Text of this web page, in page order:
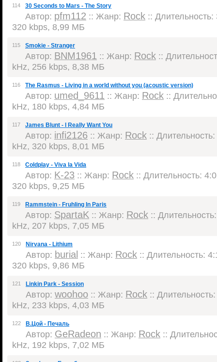
114 30 Seconds to Mars - The Story
Автор: pfm112 :: Жанр: Rock ::
320 kbps, 8,99 МБ
115 Smokie - Stranger
Автор: BNM1961 :: Жанр: Rock ::
kHz, 256 kbps, 8,38 МБ
116 The Rasmus - Living in a world without you (acoustic version)
Автор: umed_9611 :: Жанр: Rock ::
kHz, 180 kbps, 4,84 МБ
117 James Blunt - I Really Want You
Автор: infi2126 :: Жанр: Rock ::
kHz, 320 kbps, 8,01 МБ
118 Coldplay - Viva la Vida
Автор: K-23 :: Жанр: Rock :: Длительность:
320 kbps, 9,25 МБ
119 Rammstein - Fruhling In Paris
Автор: SpartaK :: Жанр: Rock ::
kHz, 207 kbps, 7,05 МБ
120 Nirvana - Lithium
Автор: burial :: Жанр: Rock :: Длительность:
320 kbps, 9,86 МБ
121 Linkin Park - Session
Автор: woohoo :: Жанр: Rock ::
kHz, 233 kbps, 4,03 МБ
122 В.Цой - Печаль
Автор: GeRadeon :: Жанр: Rock ::
kHz, 192 kbps, 7,02 МБ